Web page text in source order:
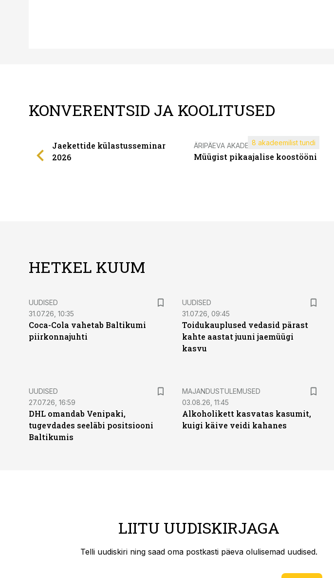
KONVERENTSID JA KOOLITUSED
Jaekettide külastusseminar
2026
ÄRIPÄEVA AKADEEMIA
Müügist pikaajalise koostööni
8 akadeemilist tundi
HETKEL KUUM
UUDISED
31.07.26, 10:35
Coca-Cola vahetab Baltikumi
piirkonnajuhti
UUDISED
31.07.26, 09:45
Toidukauplused vedasid pärast
kahte aastat juuni jaemüügi
kasvu
UUDISED
27.07.26, 16:59
DHL omandab Venipaki,
tugevdades seeläbi positsiooni
Baltikumis
MAJANDUSTULEMUSED
03.08.26, 11:45
Alkoholikett kasvatas kasumit,
kuigi käive veidi kahanes
LIITU UUDISKIRJAGA
Telli uudiskiri ning saad oma postkasti päeva olulisemad uudised.